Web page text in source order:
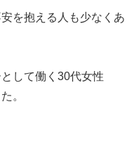
を抱える人も少なくあ
して働く30代女性
。